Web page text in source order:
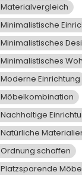
Materialvergleich
Minimalistische
Minimalistisches
Minimalistisches
Moderne Einrichtung
Möbelkombination
Nachhaltige
Natürliche
Ordnung schaffen
Platzsparende